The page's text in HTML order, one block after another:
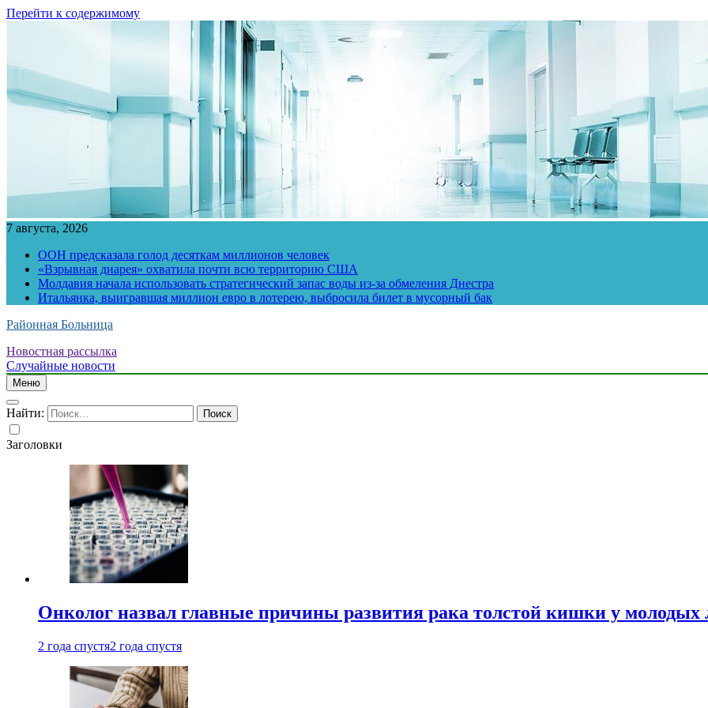
Перейти к содержимому
7 августа, 2026
ООН предсказала голод десяткам миллионов человек
«Взрывная диарея» охватила почти всю территорию США
Молдавия начала использовать стратегический запас воды из-за обмеления Днестра
Итальянка, выигравшая миллион евро в лотерею, выбросила билет в мусорный бак
Районная Больница
Новостная рассылка
Случайные новости
Меню
Найти:
Заголовки
Онколог назвал главные причины развития рака толстой кишки у молодых
2 года спустя2 года спустя